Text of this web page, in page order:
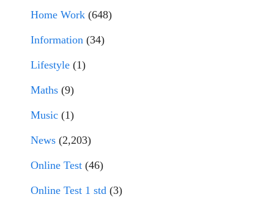
Home Work (648)
Information (34)
Lifestyle (1)
Maths (9)
Music (1)
News (2,203)
Online Test (46)
Online Test 1 std (3)